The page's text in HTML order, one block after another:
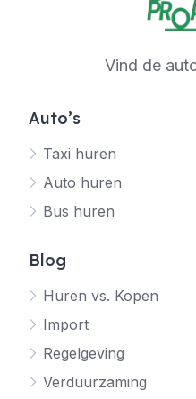
Vind de
Auto’s
Taxi huren
Auto huren
Bus huren
Blog
Huren vs. Kopen
Import
Regelgeving
Verduurzaming